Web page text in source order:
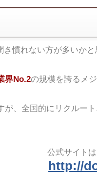
慣れない方が多いかと
界No.2の規模を誇るメ
が、全国的にリクルー
公式サイト
http://